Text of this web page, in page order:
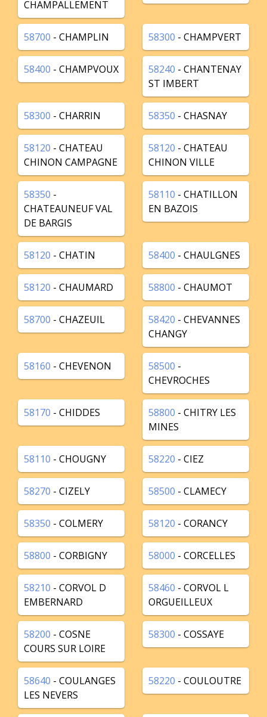
CHAMPALLEMENT
58700 - CHAMPLIN 58300 - CHAMPVERT
58400 - CHAMPVOUX 58240 - CHANTENAY
ST IMBERT
58300 - CHARRIN 58350 - CHASNAY
58120 - CHATEAU
CHINON CAMPAGNE
58120 - CHATEAU
CHINON VILLE
58350 -
CHATEAUNEUF VAL
DE BARGIS
58110 - CHATILLON
EN BAZOIS
58120 - CHATIN 58400 - CHAULGNES
58120 - CHAUMARD 58800 - CHAUMOT
58700 - CHAZEUIL 58420 - CHEVANNES
CHANGY
58160 - CHEVENON 58500 -
CHEVROCHES
58170 - CHIDDES 58800 - CHITRY LES
MINES
58110 - CHOUGNY 58220 - CIEZ
58270 - CIZELY 58500 - CLAMECY
58350 - COLMERY 58120 - CORANCY
58800 - CORBIGNY 58000 - CORCELLES
58210 - CORVOL D
EMBERNARD
58460 - CORVOL L
ORGUEILLEUX
58200 - COSNE
COURS SUR LOIRE
58300 - COSSAYE
58640 - COULANGES
LES NEVERS
58220 - COULOUTRE